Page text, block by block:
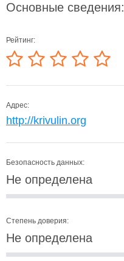
Основные сведения:
Рейтинг:
Адрес:
http://krivulin.org
Безопасность данных:
Не определена
Степень доверия:
Не определена